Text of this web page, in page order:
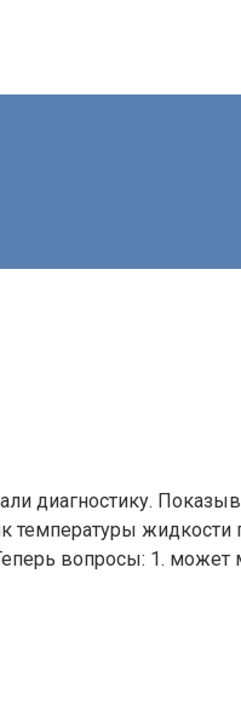
диагностику.
температуры
вопросы: 1. может